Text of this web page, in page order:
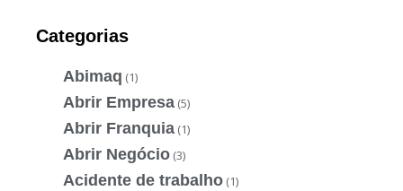
Categorias
Abimaq (1)
Abrir Empresa (5)
Abrir Franquia (1)
Abrir Negócio (3)
Acidente de trabalho (1)